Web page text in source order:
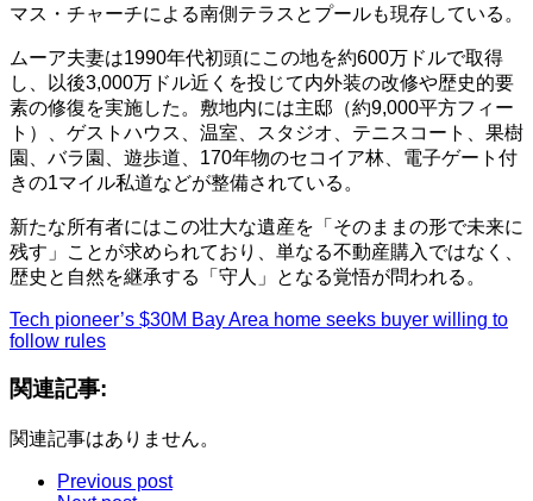
マス・チャーチによる南側テラスとプールも現存している。
ムーア夫妻は1990年代初頭にこの地を約600万ドルで取得
し、以後3,000万ドル近くを投じて内外装の改修や歴史的要
素の修復を実施した。敷地内には主邸（約9,000平方フィー
ト）、ゲストハウス、温室、スタジオ、テニスコート、果樹
園、バラ園、遊歩道、170年物のセコイア林、電子ゲート付
きの1マイル私道などが整備されている。
新たな所有者にはこの壮大な遺産を「そのままの形で未来に
残す」ことが求められており、単なる不動産購入ではなく、
歴史と自然を継承する「守人」となる覚悟が問われる。
Tech pioneer’s $30M Bay Area home seeks buyer willing to
follow rules
関連記事:
関連記事はありません。
Previous post